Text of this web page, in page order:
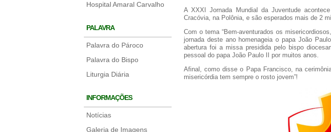
Hospital Amaral Carvalho
PALAVRA
Palavra do Pároco
Palavra do Bispo
Liturgia Diária
INFORMAÇÕES
Notícias
Galeria de Imagens
A XXXI Jornada Mundial da Juventude
Cracóvia, na Polônia, e são esperados mais de 2
Com o tema “Bem-aventurados os
jornada deste ano homenageia o papa João
abertura foi a missa presidida pelo bispo
pessoal do papa João Paulo II por muitos anos.
Afinal, como disse o Papa Francisco, na
misericórdia tem sempre o rosto jovem”!